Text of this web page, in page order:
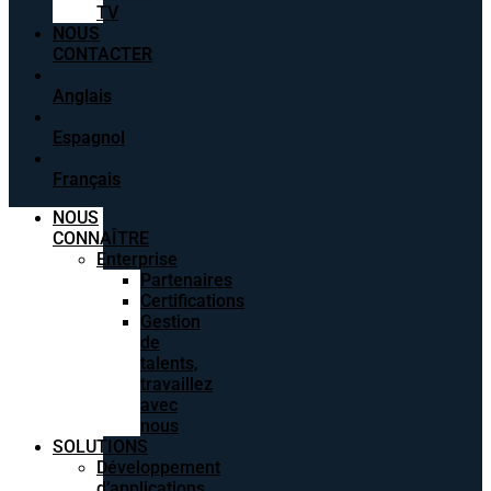
TV
NOUS
CONTACTER
Anglais
Espagnol
Français
NOUS
CONNAÎTRE
Enterprise
Partenaires
Certifications
Gestion
de
talents,
travaillez
avec
nous
SOLUTIONS
Développement